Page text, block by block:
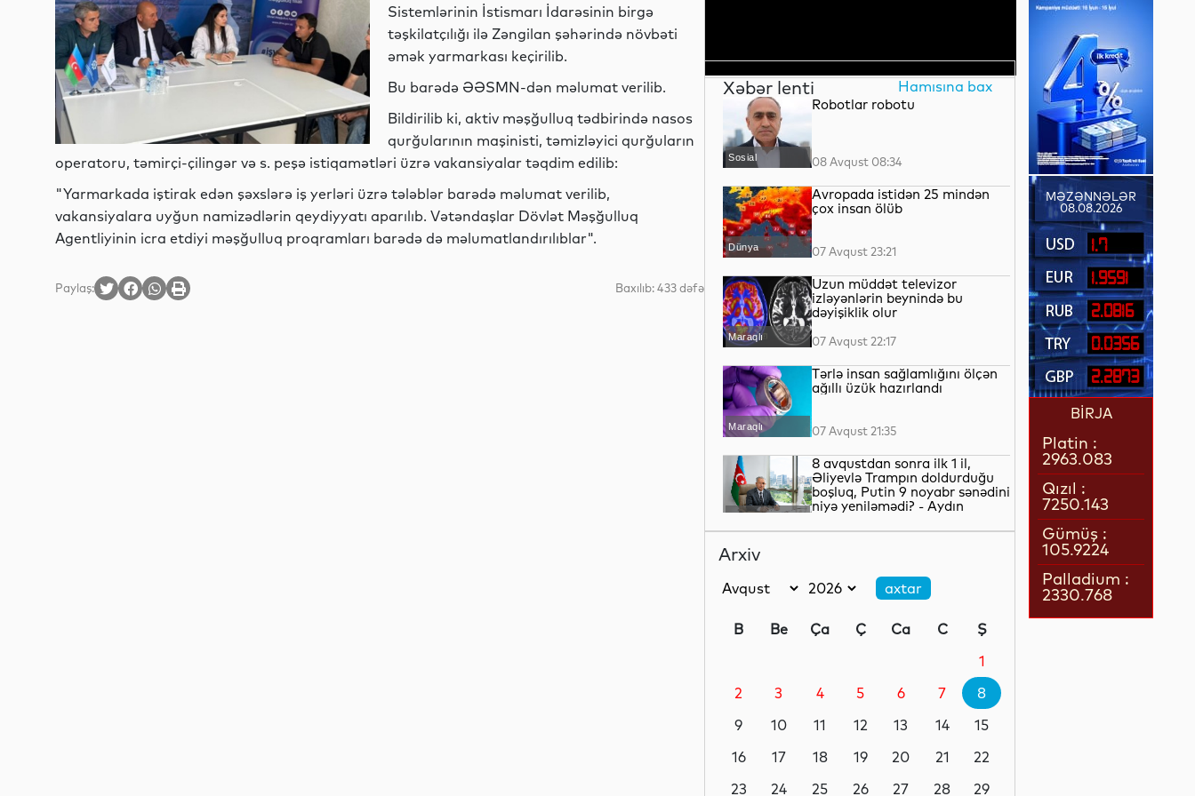
Sistemlərinin İstismarı İdarəsinin birgə
təşkilatçılığı ilə Zəngilan şəhərində növbəti
əmək yarmarkası keçirilib.
Bu barədə ƏƏSMN-dən məlumat verilib.
Bildirilib ki, aktiv məşğulluq tədbirində nasos
qurğularının maşinisti, təmizləyici qurğuların
operatoru, təmirçi-çilingər və s. peşə istiqamətləri üzrə vakansiyalar təqdim edilib:
"Yarmarkada iştirak edən şəxslərə iş yerləri üzrə tələblər barədə məlumat verilib,
vakansiyalara uyğun namizədlərin qeydiyyatı aparılıb. Vətəndaşlar Dövlət Məşğulluq
Agentliyinin icra etdiyi məşğulluq proqramları barədə də məlumatlandırılıblar".
Paylaş: Baxılıb: 433 dəfə
Xəbər lenti Hamısına bax
Sosial
Robotlar robotu
08 Avqust 08:34
Dünya
Avropada istidən 25 mindən
çox insan ölüb
07 Avqust 23:21
Maraqlı
Uzun müddət televizor
izləyənlərin beynində bu
dəyişiklik olur
07 Avqust 22:17
Maraqlı
Tərlə insan sağlamlığını ölçən
ağıllı üzük hazırlandı
07 Avqust 21:35
Analitik
8 avqustdan sonra ilk 1 il,
Əliyevlə Trampın doldurduğu
boşluq, Putin 9 noyabr sənədini
niyə yeniləmədi? - Aydın
Siyasət 07 Avqust 20:57
Siyasət
1 il öncə İlham Əliyevin Ağ
Paşinyan niyə üzr istəmişdi?
07 Avqust 20:41
Arxiv
B Be Ça Ç Ca C
Ş
1
2
3 4 5 6 7
8
9
10 11 12 13 14
15
16
17 18 19 20 21
22
23
24 25 26 27 28
29
MƏZƏNNƏLƏR
08.08.2026
1.7
1.9591
2.0816
0.0356
2.2873
BİRJA
Platin :
2963.083
Qızıl :
7250.143
Gümüş :
105.9224
Palladium :
2330.768